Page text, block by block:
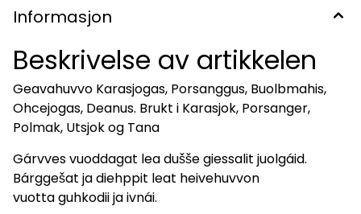
Informasjon
Beskrivelse av artikkelen
Geavahuvvo Karasjogas, Porsanggus, Buolbmahis,
Ohcejogas, Deanus. Brukt i Karasjok, Porsanger,
Polmak, Utsjok og Tana
Gárvves vuoddagat lea dušše giessalit juolgáid.
Bárggešat ja diehppit leat heivehuvvon
vuotta guhkodii ja ivnái.